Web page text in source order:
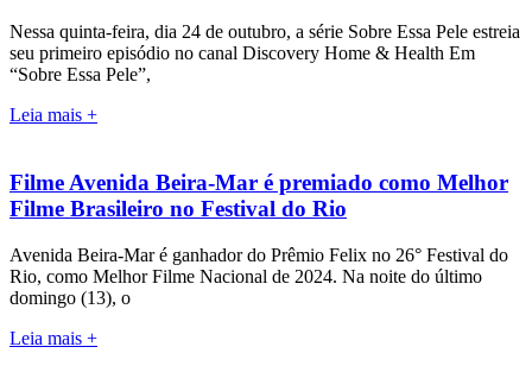
Nessa quinta-feira, dia 24 de outubro, a série Sobre Essa Pele estreia
seu primeiro episódio no canal Discovery Home & Health Em
“Sobre Essa Pele”,
Leia mais +
Filme Avenida Beira-Mar é premiado como Melhor
Filme Brasileiro no Festival do Rio
Avenida Beira-Mar é ganhador do Prêmio Felix no 26° Festival do
Rio, como Melhor Filme Nacional de 2024. Na noite do último
domingo (13), o
Leia mais +